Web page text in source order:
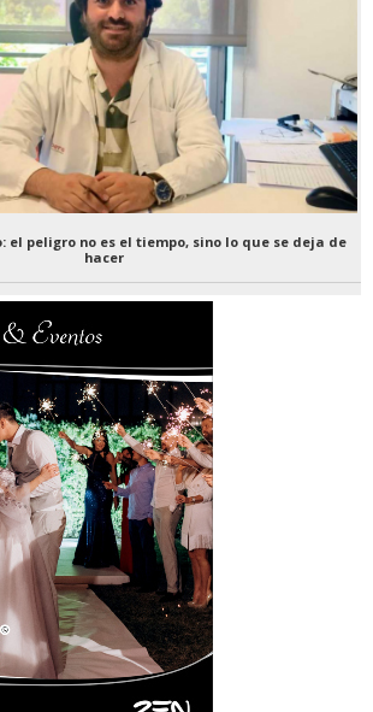
el peligro no es el tiempo, sino lo que se deja de
hacer